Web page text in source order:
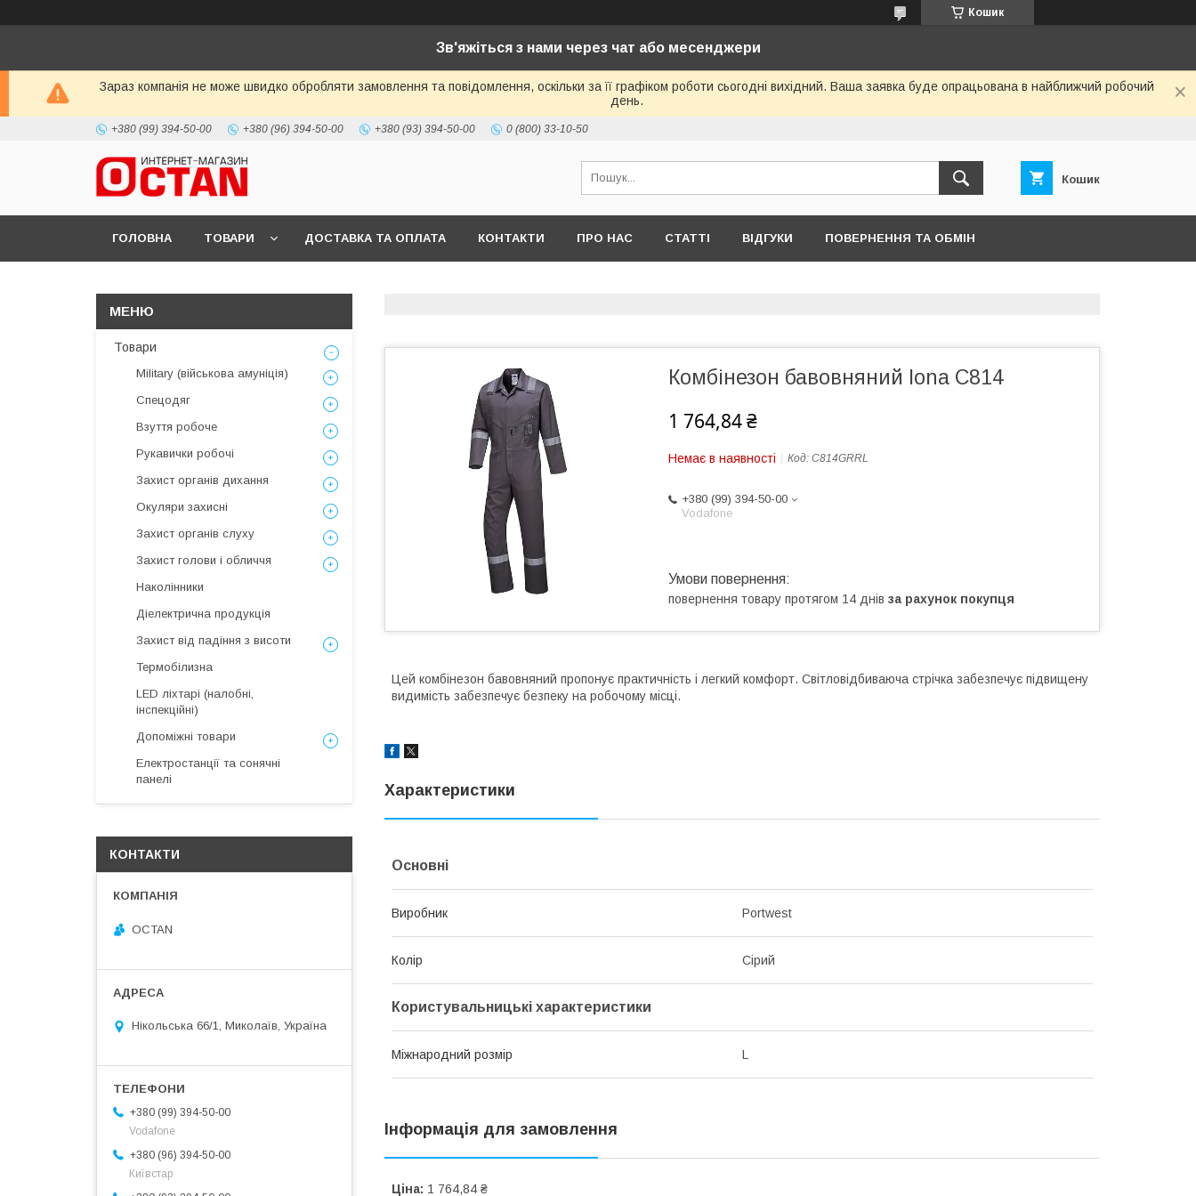
Кошик
Зв'яжіться з нами через чат або месенджери
Зараз компанія не може швидко обробляти замовлення та повідомлення, оскільки за її графіком роботи сьогодні вихідний. Ваша заявка буде опрацьована в найближчий робочий
день.
+380 (99) 394-50-00 +380 (96) 394-50-00 +380 (93) 394-50-00 0 (800) 33-10-50
Кошик
ГОЛОВНА ТОВАРИ ДОСТАВКА ТА ОПЛАТА КОНТАКТИ ПРО НАС СТАТТІ ВІДГУКИ ПОВЕРНЕННЯ ТА ОБМІН
Комбінезон бавовняний Iona C814
1 764,84 ₴
Немає в наявності Код: C814GRRL
+380 (99) 394-50-00
Vodafone
повернення товару протягом 14 днів за рахунок покупця
Цей комбінезон бавовняний пропонує практичність і легкий комфорт. Світловідбиваюча стрічка забезпечує підвищену
видимість забезпечує безпеку на робочому місці.
Характеристики
Основні
Виробник Portwest
Колір Сірий
Користувальницькі характеристики
Міжнародний розмір L
Інформація для замовлення
Ціна: 1 764,84 ₴
Товари
Military (військова амуніція)
Спецодяг
Взуття робоче
Рукавички робочі
Захист органів дихання
Окуляри захисні
Захист органів слуху
Захист голови і обличчя
Наколінники
Діелектрична продукція
Захист від падіння з висоти
Термобілизна
LED ліхтарі (налобні,
інспекційні)
Допоміжні товари
Електростанції та сонячні
панелі
КОНТАКТИ
OCTAN
Нікольська 66/1, Миколаїв, Україна
+380 (99) 394-50-00
Vodafone
+380 (96) 394-50-00
Київстар